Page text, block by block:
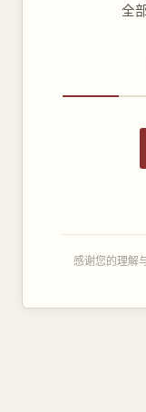
全
感谢您的理解